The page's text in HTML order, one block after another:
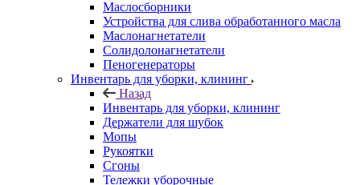
Маслосборники
Устройства для слива обработанного масла
Маслонагнетатели
Солидолонагнетатели
Пеногенераторы
Инвентарь для уборки, клининг
Назад
Инвентарь для уборки, клининг
Держатели для шубок
Мопы
Рукоятки
Сгоны
Тележки уборочные